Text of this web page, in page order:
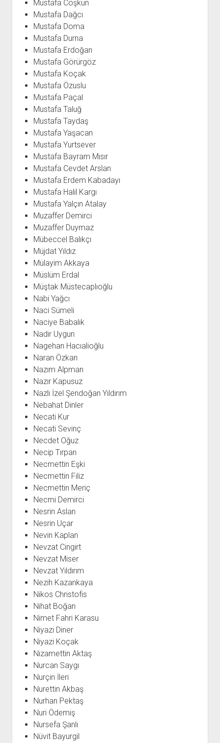
Mustafa Coşkun
Mustafa Dağcı
Mustafa Doma
Mustafa Durna
Mustafa Erdoğan
Mustafa Görürgöz
Mustafa Koçak
Mustafa Özuslu
Mustafa Paçal
Mustafa Taluğ
Mustafa Taydaş
Mustafa Yaşacan
Mustafa Yurtsever
Mustafa Bayram Mısır
Mustafa Cevdet Arslan
Mustafa Erdem Kabadayı
Mustafa Halil Kargı
Mustafa Yalçın Atalay
Muzaffer Demirci
Muzaffer Duymaz
Mübeccel Balıkçı
Müjdat Yıldız
Mülayim Akkaya
Müslüm Erdal
Müştak Müstecaplıoğlu
Nabi Yağcı
Naci Sümeli
Naciye Babalık
Nadir Uygun
Nagehan Hacıalioğlu
Naran Özkan
Nazım Alpman
Nazır Kapusuz
Nazlı İzel Şendoğan Yıldırım
Nebahat Dinler
Necati Kur
Necati Sevinç
Necdet Oğuz
Necip Tırpan
Necmettin Eşki
Necmettin Filiz
Necmettin Meriç
Necmi Demirci
Nesrin Aslan
Nesrin Uçar
Nevin Kaplan
Nevzat Cingirt
Nevzat Miser
Nevzat Yıldırım
Nezih Kazankaya
Nikos Christofis
Nihat Boğan
Nimet Fahri Karasu
Niyazi Diner
Niyazi Koçak
Nizamettin Aktaş
Nurcan Saygı
Nurçin İleri
Nurettin Akbaş
Nurhan Pektaş
Nuri Ödemiş
Nursefa Şanlı
Nüvit Bayurgil